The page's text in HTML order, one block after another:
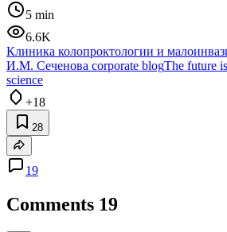
5 min
6.6K
Клиника колопроктологии и
И.М. Сеченова corporate blogThe future
science
+18
28
19
Comments 19